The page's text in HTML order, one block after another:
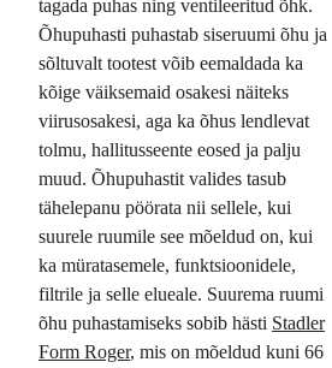
tagada puhas ning ventileeritud õhk.
Õhupuhasti puhastab siseruumi õhu ja
sõltuvalt tootest võib eemaldada ka
kõige väiksemaid osakesi näiteks
viirusosakesi, aga ka õhus lendlevat
tolmu, hallitusseente eosed ja palju
muud. Õhupuhastit valides tasub
tähelepanu pöörata nii sellele, kui
suurele ruumile see mõeldud on, kui
ka müratasemele, funktsioonidele,
filtrile ja selle elueale. Suurema ruumi
õhu puhastamiseks sobib hästi Stadler
Form Roger, mis on mõeldud kuni 66